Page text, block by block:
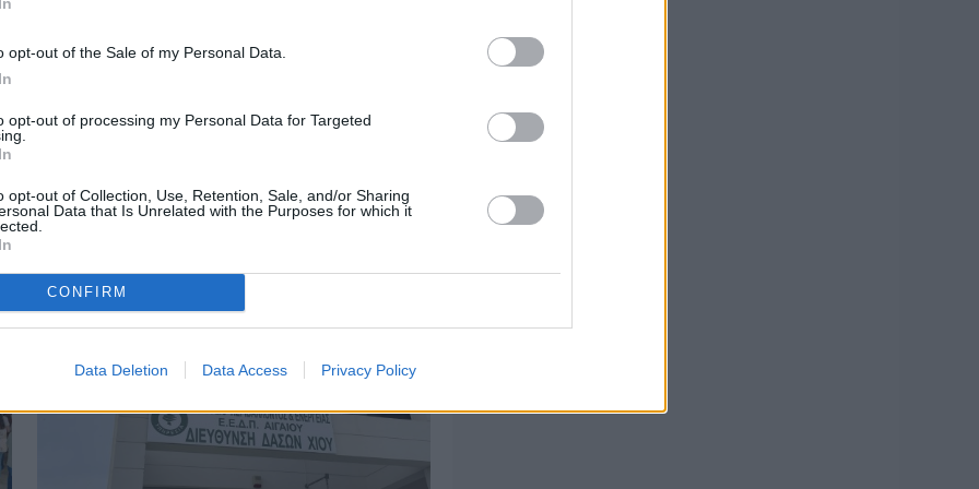
opt-out of the Sale of my Personal Data.
opt-out of processing my Personal Data for Targeted
opt-out of Collection, Use, Retention, Sale, and/or Sharing
Data that Is Unrelated with the Purposes for which it
CONFIRM
Data Deletion Data Access Privacy Policy
Αδειάζουν τα νησιά – Το δημογραφικό στο
«κόκκινο»